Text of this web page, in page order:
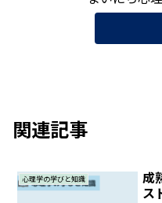
関連記事
心理学の学びと知識
成
ス